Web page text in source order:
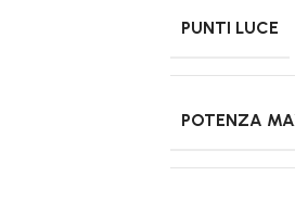
PUNTI LUCE
POTENZA